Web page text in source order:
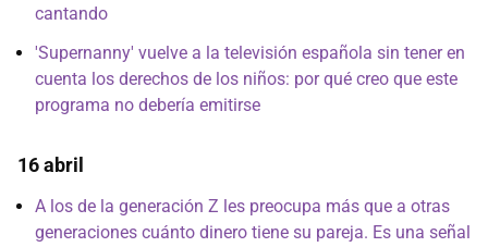
cantando
'Supernanny' vuelve a la televisión española sin tener en
cuenta los derechos de los niños: por qué creo que este
programa no debería emitirse
16 abril
A los de la generación Z les preocupa más que a otras
generaciones cuánto dinero tiene su pareja. Es una señal